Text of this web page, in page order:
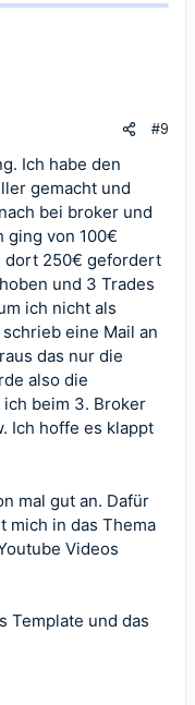
#9
Ich habe den
gemacht und
bei broker und
ging von 100€
dort 250€ gefordert
und 3 Trades
ich nicht als
eine Mail an
das nur die
also die
beim 3. Broker
Ich hoffe es klappt
mal gut an. Dafür
mich in das Thema
Videos
Template und das